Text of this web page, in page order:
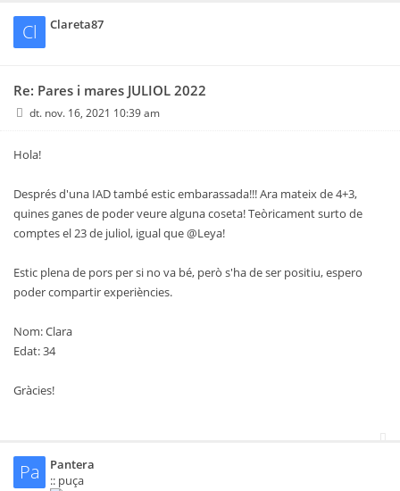
Cl Clareta87
Re: Pares i mares JULIOL 2022
dt. nov. 16, 2021 10:39 am
Hola!
Després d'una IAD també estic embarassada!!! Ara mateix de 4+3,
quines ganes de poder veure alguna coseta! Teòricament surto de
comptes el 23 de juliol, igual que @Leya!
Estic plena de pors per si no va bé, però s'ha de ser positiu, espero
poder compartir experiències.
Nom: Clara
Edat: 34
Gràcies!
Pa
Pantera
:: puça